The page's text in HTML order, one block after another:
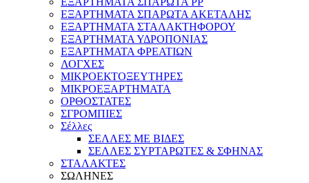
ΕΞΑΡΤΗΜΑΤΑ ΣΠΑΡΩΤΑ ΑΚΕΤΑΛΗΣ
ΕΞΑΡΤΗΜΑΤΑ ΣΤΑΛΑΚΤΗΦΟΡΟΥ
ΕΞΑΡΤΗΜΑΤΑ ΥΔΡΟΠΟΝΙΑΣ
ΕΞΑΡΤΗΜΑΤΑ ΦΡΕΑΤΙΩΝ
ΛΟΓΧΕΣ
ΜΙΚΡΟΕΚΤΟΞΕΥΤΗΡΕΣ
ΜΙΚΡΟΕΞΑΡΤΗΜΑΤΑ
ΟΡΘΟΣΤΑΤΕΣ
ΣΓΡΟΜΠΙΕΣ
Σέλλες
ΣΕΛΛΕΣ ΜΕ ΒΙΔΕΣ
ΣΕΛΛΕΣ ΣΥΡΤΑΡΩΤΕΣ & ΣΦΗΝΑΣ
ΣΤΑΛΑΚΤΕΣ
ΣΩΛΗΝΕΣ